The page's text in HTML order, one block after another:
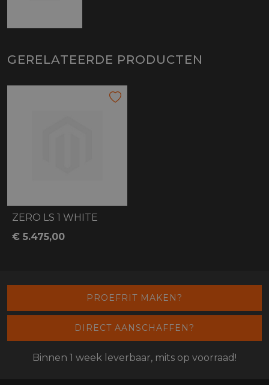
GERELATEERDE PRODUCTEN
ZERO LS 1 WHITE
€ 5.475,00
PROEFRIT MAKEN?
DIRECT AANSCHAFFEN?
Binnen 1 week leverbaar, mits op voorraad!